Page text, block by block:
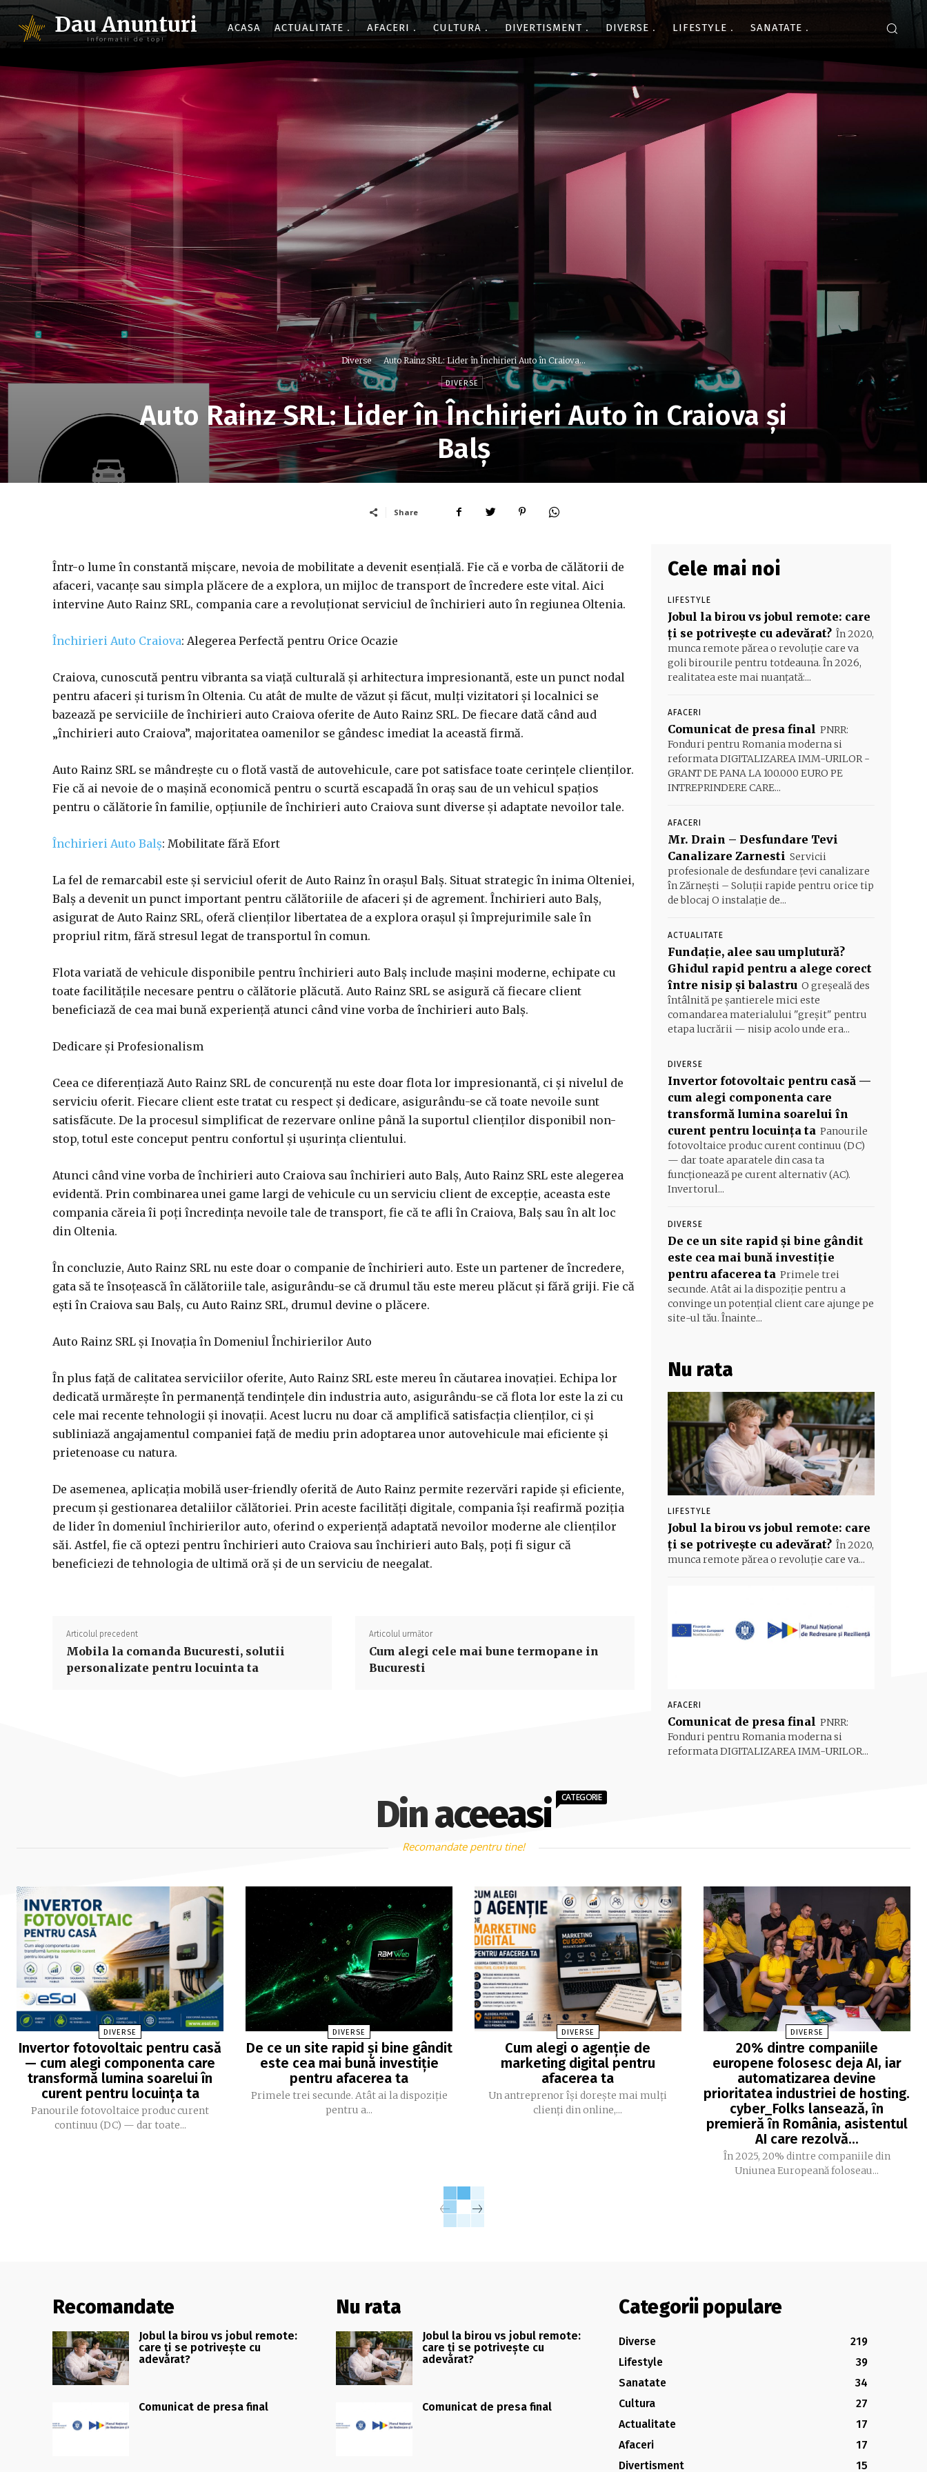
Dau Anunturi
Informatii de top!
ACASA ACTUALITATE AFACERI CULTURA DIVERTISMENT DIVERSE LIFESTYLE SANATATE
Diverse Auto Rainz SRL: Lider în Închirieri Auto în Craiova...
DIVERSE
Auto Rainz SRL: Lider în Închirieri Auto în Craiova și
Balș
Share
Într-o lume în constantă mișcare, nevoia de mobilitate a devenit esențială. Fie că e vorba de călătorii de
afaceri, vacanțe sau simpla plăcere de a explora, un mijloc de transport de încredere este vital. Aici
intervine Auto Rainz SRL, compania care a revoluționat serviciul de închirieri auto în regiunea Oltenia.
Închirieri Auto Craiova: Alegerea Perfectă pentru Orice Ocazie
Craiova, cunoscută pentru vibranta sa viață culturală și arhitectura impresionantă, este un punct nodal
pentru afaceri și turism în Oltenia. Cu atât de multe de văzut și făcut, mulți vizitatori și localnici se
bazează pe serviciile de închirieri auto Craiova oferite de Auto Rainz SRL. De fiecare dată când aud
„închirieri auto Craiova”, majoritatea oamenilor se gândesc imediat la această firmă.
Auto Rainz SRL se mândrește cu o flotă vastă de autovehicule, care pot satisface toate cerințele clienților.
Fie că ai nevoie de o mașină economică pentru o scurtă escapadă în oraș sau de un vehicul spațios
pentru o călătorie în familie, opțiunile de închirieri auto Craiova sunt diverse și adaptate nevoilor tale.
Închirieri Auto Balș: Mobilitate fără Efort
La fel de remarcabil este și serviciul oferit de Auto Rainz în orașul Balș. Situat strategic în inima Olteniei,
Balș a devenit un punct important pentru călătoriile de afaceri și de agrement. Închirieri auto Balș,
asigurat de Auto Rainz SRL, oferă clienților libertatea de a explora orașul și împrejurimile sale în
propriul ritm, fără stresul legat de transportul în comun.
Flota variată de vehicule disponibile pentru închirieri auto Balș include mașini moderne, echipate cu
toate facilitățile necesare pentru o călătorie plăcută. Auto Rainz SRL se asigură că fiecare client
beneficiază de cea mai bună experiență atunci când vine vorba de închirieri auto Balș.
Dedicare și Profesionalism
Ceea ce diferențiază Auto Rainz SRL de concurență nu este doar flota lor impresionantă, ci și nivelul de
serviciu oferit. Fiecare client este tratat cu respect și dedicare, asigurându-se că toate nevoile sunt
satisfăcute. De la procesul simplificat de rezervare online până la suportul clienților disponibil non-
stop, totul este conceput pentru confortul și ușurința clientului.
Atunci când vine vorba de închirieri auto Craiova sau închirieri auto Balș, Auto Rainz SRL este alegerea
evidentă. Prin combinarea unei game largi de vehicule cu un serviciu client de excepție, aceasta este
compania căreia îi poți încredința nevoile tale de transport, fie că te afli în Craiova, Balș sau în alt loc
din Oltenia.
În concluzie, Auto Rainz SRL nu este doar o companie de închirieri auto. Este un partener de încredere,
gata să te însoțească în călătoriile tale, asigurându-se că drumul tău este mereu plăcut și fără griji. Fie că
ești în Craiova sau Balș, cu Auto Rainz SRL, drumul devine o plăcere.
Auto Rainz SRL și Inovația în Domeniul Închirierilor Auto
În plus față de calitatea serviciilor oferite, Auto Rainz SRL este mereu în căutarea inovației. Echipa lor
dedicată urmărește în permanență tendințele din industria auto, asigurându-se că flota lor este la zi cu
cele mai recente tehnologii și inovații. Acest lucru nu doar că amplifică satisfacția clienților, ci și
subliniază angajamentul companiei față de mediu prin adoptarea unor autovehicule mai eficiente și
prietenoase cu natura.
De asemenea, aplicația mobilă user-friendly oferită de Auto Rainz permite rezervări rapide și eficiente,
precum și gestionarea detaliilor călătoriei. Prin aceste facilități digitale, compania își reafirmă poziția
de lider în domeniul închirierilor auto, oferind o experiență adaptată nevoilor moderne ale clienților
săi. Astfel, fie că optezi pentru închirieri auto Craiova sau închirieri auto Balș, poți fi sigur că
beneficiezi de tehnologia de ultimă oră și de un serviciu de neegalat.
Articolul precedent
Mobila la comanda Bucuresti, solutii
personalizate pentru locuinta ta
Articolul următor
Cum alegi cele mai bune termopane in
Bucuresti
Cele mai noi
LIFESTYLE
Jobul la birou vs jobul remote: care
ți se potrivește cu adevărat? În 2020,
munca remote părea o revoluție care va
goli birourile pentru totdeauna. În 2026,
realitatea este mai nuanțată:...
AFACERI
Comunicat de presa final PNRR:
Fonduri pentru Romania moderna si
reformata DIGITALIZAREA IMM-URILOR -
GRANT DE PANA LA 100.000 EURO PE
INTREPRINDERE CARE...
AFACERI
Mr. Drain – Desfundare Tevi
Canalizare Zarnesti Servicii
profesionale de desfundare țevi canalizare
în Zărnești – Soluții rapide pentru orice tip
de blocaj O instalație de...
ACTUALITATE
Fundație, alee sau umplutură?
Ghidul rapid pentru a alege corect
între nisip și balastru O greșeală des
întâlnită pe șantierele mici este
comandarea materialului "greșit" pentru
etapa lucrării — nisip acolo unde era...
DIVERSE
Invertor fotovoltaic pentru casă —
cum alegi componenta care
transformă lumina soarelui în
curent pentru locuința ta Panourile
fotovoltaice produc curent continuu (DC)
— dar toate aparatele din casa ta
funcționează pe curent alternativ (AC).
Invertorul...
DIVERSE
De ce un site rapid și bine gândit
este cea mai bună investiție
pentru afacerea ta Primele trei
secunde. Atât ai la dispoziție pentru a
convinge un potențial client care ajunge pe
site-ul tău. Înainte...
Nu rata
LIFESTYLE
Jobul la birou vs jobul remote: care
ți se potrivește cu adevărat? În 2020,
munca remote părea o revoluție care va...
AFACERI
Comunicat de presa final PNRR:
Fonduri pentru Romania moderna si
reformata DIGITALIZAREA IMM-URILOR...
Din aceeasi CATEGORIE
Recomandate pentru tine!
DIVERSE
Invertor fotovoltaic pentru casă
— cum alegi componenta care
transformă lumina soarelui în
curent pentru locuința ta
Panourile fotovoltaice produc curent
continuu (DC) — dar toate...
DIVERSE
De ce un site rapid și bine gândit
este cea mai bună investiție
pentru afacerea ta
Primele trei secunde. Atât ai la dispoziție
pentru a...
DIVERSE
Cum alegi o agenție de
marketing digital pentru
afacerea ta
Un antreprenor își dorește mai mulți
clienți din online,...
DIVERSE
20% dintre companiile
europene folosesc deja AI, iar
automatizarea devine
prioritatea industriei de hosting.
cyber_Folks lansează, ȋn
premieră ȋn România, asistentul
AI care rezolvă...
În 2025, 20% dintre companiile din
Uniunea Europeană foloseau...
Recomandate
Jobul la birou vs jobul remote:
care ți se potrivește cu
adevărat?
Comunicat de presa final
Nu rata
Jobul la birou vs jobul remote:
care ți se potrivește cu
adevărat?
Comunicat de presa final
Categorii populare
Diverse
219
Lifestyle
39
Sanatate
34
Cultura
27
Actualitate
17
Afaceri
17
Divertisment
15